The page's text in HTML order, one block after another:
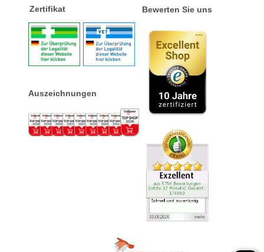
Zertifikat
Auszeichnungen
Bewerten Sie uns